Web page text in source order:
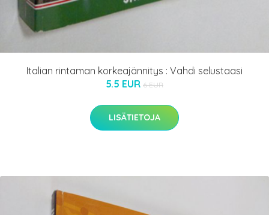
Italian rintaman korkeajännitys : Vahdi selustaasi
5.5 EUR 6 EUR
LISÄTIETOJA